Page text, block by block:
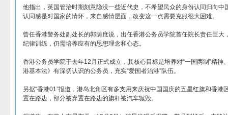
他指出，英国管治时期刻意隐没一些近代史，不希望民众的身份认同归向中
认同感是对国家的情怀，来自感情层面，改变这一点需要克服很大困难。
曾任香港警务处副处长的郭荫庶说，出任香港公务员学院首任院长责任巨大
纪律训练，仍需培养应有的思想理念和心态。
香港公务员学院于去年12月正式成立，其核心目标是培养对“一国两制”精神
港基本法》有深切认识的公务员，充实“爱国者治港”队伍。
另据“香港01”报道，港岛北角区有多支用来庆祝中国国庆的五星红旗和香港
置在路边，部分被弃置在路边的旗杆被汽车辗毁。